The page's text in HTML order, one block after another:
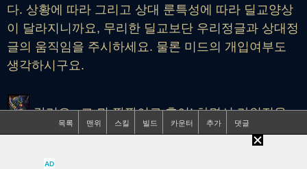
다. 상황에 따라 그리고 상대 룬특성에 따라 딜교양상
이 달라지니까요, 무리한 딜교보단 우리정글과 상대정
글의 움직임을 주시하세요. 물론 미드의 개입여부도
생각하시구요.
갈리오 : 그 뭐 짤짤이로 후어! 하면서 라인전을
하는데요, 제 기억에 무난했던걸로 기억합니다.
목록 맨위 스킬 빌드 카운터 추가 댓글
AD